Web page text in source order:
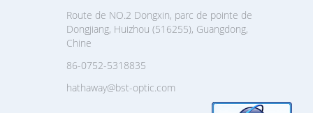
Route de NO.2 Dongxin, parc de pointe de
Dongjiang, Huizhou (516255), Guangdong,
Chine
86-0752-5318835
hathaway@bst-optic.com